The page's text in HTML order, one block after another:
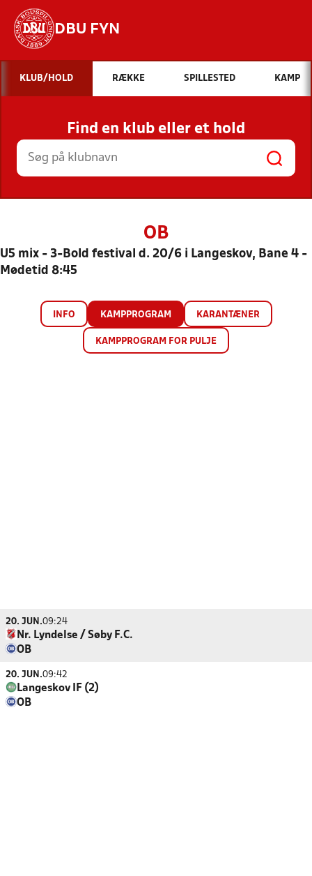
DBU FYN
Hvad vil du søge efter?
INDHOLD OG NYHEDER
STILLINGER, RESULTATER, KLUBBER OG
HOLD
KLUB/HOLD RÆKKE SPILLESTED KAMP
Find en klub eller et hold
OB
U5 mix - 3-Bold festival d. 20/6 i Langeskov, Bane 4 -
Mødetid 8:45
INFO KAMPPROGRAM KARANTÆNER
KAMPPROGRAM FOR PULJE
20. JUN.09:24
Nr. Lyndelse / Søby F.C.
OB
20. JUN.09:42
Langeskov IF (2)
OB